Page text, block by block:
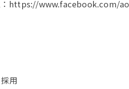
https://www.facebook.com/
用